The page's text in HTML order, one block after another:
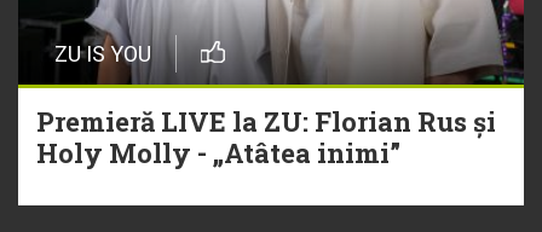
ZU IS YOU
Premieră LIVE la ZU: Florian Rus și
Holy Molly - „Atâtea inimi”